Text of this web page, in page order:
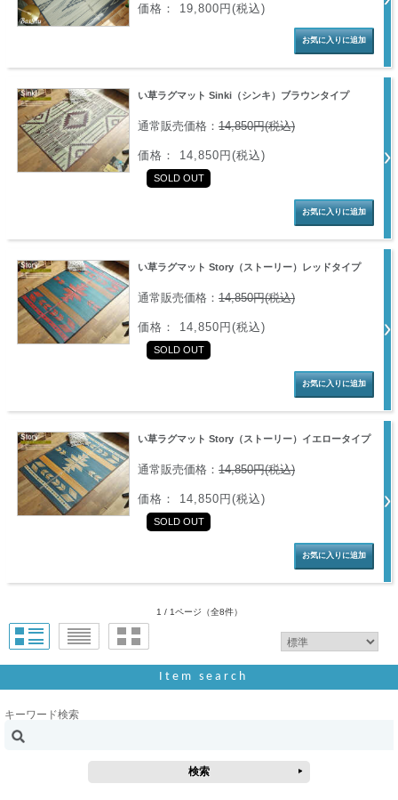
価格： 19,800円(税込)
い草ラグマット Sinki（シンキ）ブラウンタイプ
通常販売価格： 14,850円(税込)
価格： 14,850円(税込)
SOLD OUT
い草ラグマット Story（ストーリー）レッドタイプ
通常販売価格： 14,850円(税込)
価格： 14,850円(税込)
SOLD OUT
い草ラグマット Story（ストーリー）イエロータイプ
通常販売価格： 14,850円(税込)
価格： 14,850円(税込)
SOLD OUT
1 / 1ページ （全8件）
Item search
キーワード検索